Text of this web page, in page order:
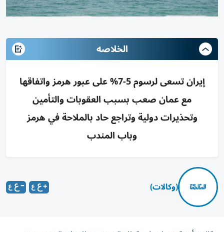
الخلاصه
إيران تسعى لرسوم 5-7% على عبور هرمز واتفاقها
مع عمان صعب بسبب العقوبات والتأمين
وتحذيرات دولية وتراجع حاد بالملاحة في هرمز
وباب المندب
(وكالات)